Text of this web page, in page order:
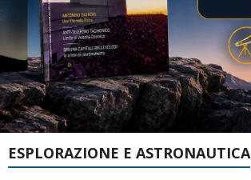
ESPLORAZIONE E ASTRONAUTICA